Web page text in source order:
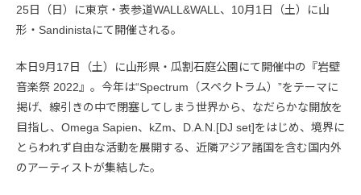
25日（日）に東京・表参道WALL&WALL、10月1日（土）に山
形・Sandinistaにて開催される。
本日9月17日（土）に山形県・瓜割石庭公園にて開催中の『岩壁
音楽祭 2022』。今年は“Spectrum（スペクトラム）”をテーマに
掲げ、線引きの中で閉塞してしまう世界から、なだらかな開放を
目指し、Omega Sapien、kZm、D.A.N.[DJ set]をはじめ、境界に
とらわれず自由な活動を展開する、近隣アジア諸国を含む国内外
のアーティストが集結した。